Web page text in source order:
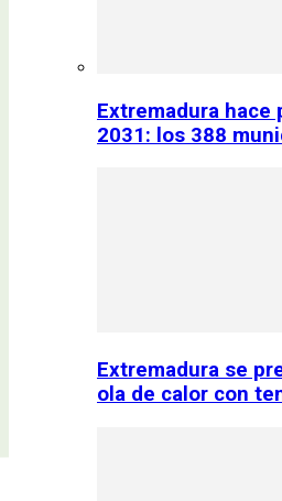
Extremadura hace
2031: los 388
Extremadura se
ola de calor con